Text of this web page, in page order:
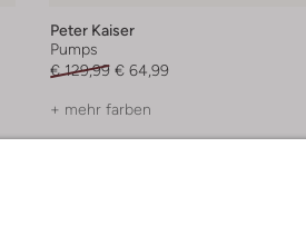
Peter Kaiser
Pumps
€ 129,99 € 64,99
+ mehr farben